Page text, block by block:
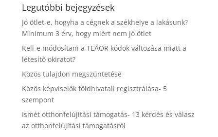
Legutóbbi bejegyzések
Jó ötlet-e, hogyha a cégnek a székhelye a lakásunk?
Minimum 3 érv, hogy miért nem jó ötlet
Kell-e módosítani a TEÁOR kódok változása miatt a
létesítő okiratot?
Közös tulajdon megszüntetése
Közös képviselők földhivatali regisztrálása- 5
szempont
Ismét otthonfelújítási támogatás- 13 kérdés és válasz
az otthonfelújítási támogatásról